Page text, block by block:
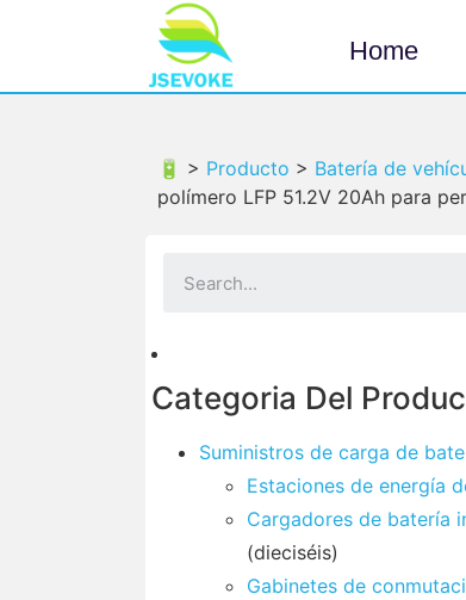
Home
🔋 > Producto > Batería de
polímero LFP 51.2V 20Ah para
Categoria Del
Suministros de carga de
Estaciones de energía
Cargadores de batería
(dieciséis)
Gabinetes de